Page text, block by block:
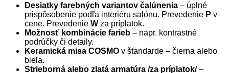
Desiatky farebných variantov čalúnenia – úplné
prispôsobenie podľa interiéru salónu. Prevedenie P v
cene. Prevedenie W za príplatok.
Možnosť kombinácie farieb – napr. kontrastné
podrúčky či detaily.
Keramická misa COSMO v štandarde – čierna alebo
biela.
Strieborná alebo zlatá armatúra /za príplatok/–